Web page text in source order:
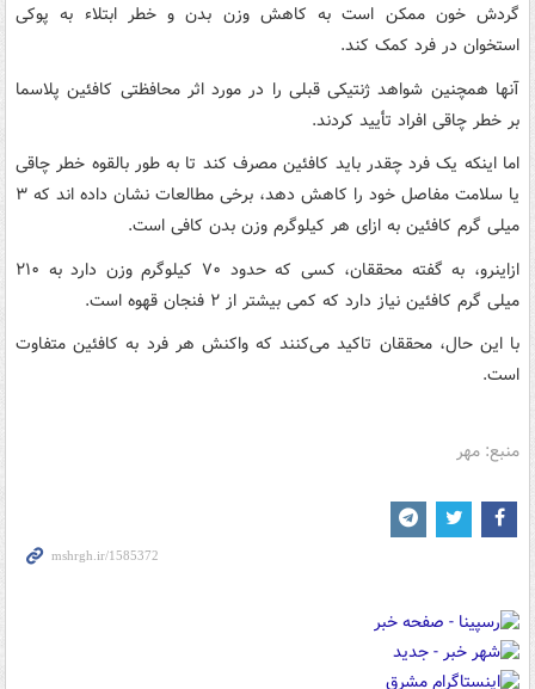
گردش خون ممکن است به کاهش وزن بدن و خطر ابتلاء به پوکی
استخوان در فرد کمک کند.
آنها همچنین شواهد ژنتیکی قبلی را در مورد اثر محافظتی کافئین پلاسما
بر خطر چاقی افراد تأیید کردند.
اما اینکه یک فرد چقدر باید کافئین مصرف کند تا به طور بالقوه خطر چاقی
یا سلامت مفاصل خود را کاهش دهد، برخی مطالعات نشان داده اند که ۳
میلی گرم کافئین به ازای هر کیلوگرم وزن بدن کافی است.
ازاینرو، به گفته محققان، کسی که حدود ۷۰ کیلوگرم وزن دارد به ۲۱۰
میلی گرم کافئین نیاز دارد که کمی بیشتر از ۲ فنجان قهوه است.
با این حال، محققان تاکید می‌کنند که واکنش هر فرد به کافئین متفاوت
است.
منبع: مهر